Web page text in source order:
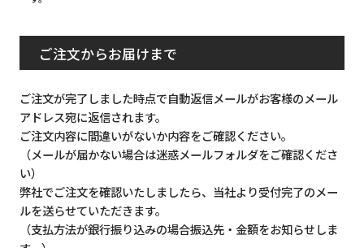
ご注文からお届けまで
ご注文が完了しました時点で自動返信メールがお客様のメール
アドレス宛に返信されます。
ご注文内容に間違いがないか内容をご確認ください。
（メールが届かない場合は迷惑メールフォルダをご確認くださ
い）
弊社でご注文を確認いたしましたら、当社より受付完了のメー
ルを送らせていただきます。
（支払方法が銀行振り込みの場合振込先・金額をお知らせしま